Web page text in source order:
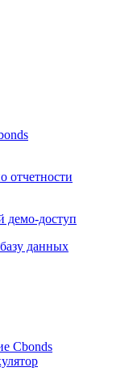
отчетности
демо-доступ
данных
Cbonds